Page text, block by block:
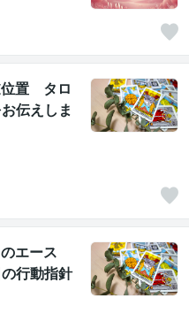
置 タロ
伝えしま
エース
行動指針